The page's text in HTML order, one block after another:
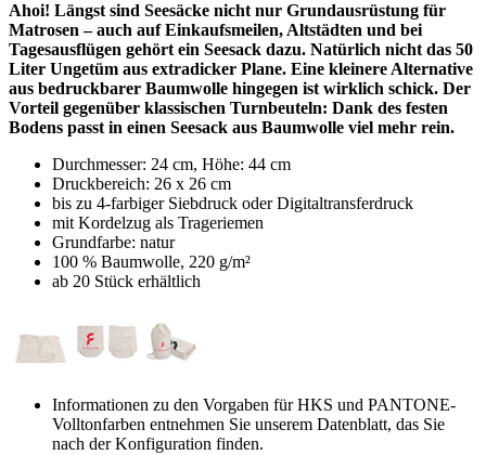
Ahoi! Längst sind Seesäcke nicht nur Grundausrüstung für
Matrosen – auch auf Einkaufsmeilen, Altstädten und bei
Tagesausflügen gehört ein Seesack dazu. Natürlich nicht das 50
Liter Ungetüm aus extradicker Plane. Eine kleinere Alternative
aus bedruckbarer Baumwolle hingegen ist wirklich schick. Der
Vorteil gegenüber klassischen Turnbeuteln: Dank des festen
Bodens passt in einen Seesack aus Baumwolle viel mehr rein.
Durchmesser: 24 cm, Höhe: 44 cm
Druckbereich: 26 x 26 cm
bis zu 4-farbiger Siebdruck oder Digitaltransferdruck
mit Kordelzug als Trageriemen
Grundfarbe: natur
100 % Baumwolle, 220 g/m²
ab 20 Stück erhältlich
Informationen zu den Vorgaben für HKS und PANTONE-
Volltonfarben entnehmen Sie unserem Datenblatt, das Sie
nach der Konfiguration finden.